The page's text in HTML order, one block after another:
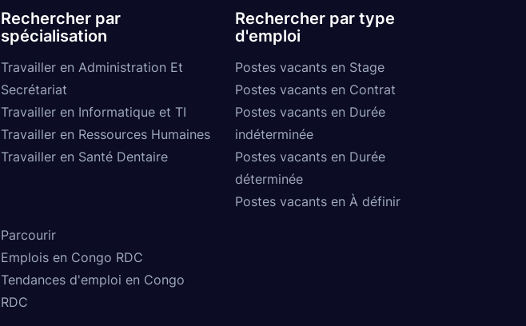
Rechercher par
spécialisation
Travailler en Administration Et
Secrétariat
Travailler en Informatique et TI
Travailler en Ressources Humaines
Travailler en Santé Dentaire
Rechercher par type
d'emploi
Postes vacants en Stage
Postes vacants en Contrat
Postes vacants en Durée
indéterminée
Postes vacants en Durée
déterminée
Postes vacants en À définir
Parcourir
Emplois en Congo RDC
Tendances d'emploi en Congo
RDC